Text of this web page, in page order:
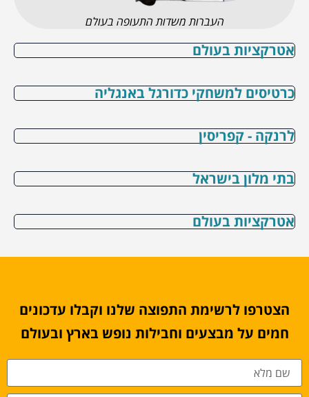
העברות משדות התעופה בעולם
אטרקציות בעולם
כרטיסים למשחקי כדורגל באנגליה
לרנקה - קפריסין
בתי מלון בישראל
אטרקציות בעולם
הצטרפו לרשימת התפוצה שלנו וקבלו עדכונים
חמים על מבצעים וחבילות נופש בארץ ובעולם